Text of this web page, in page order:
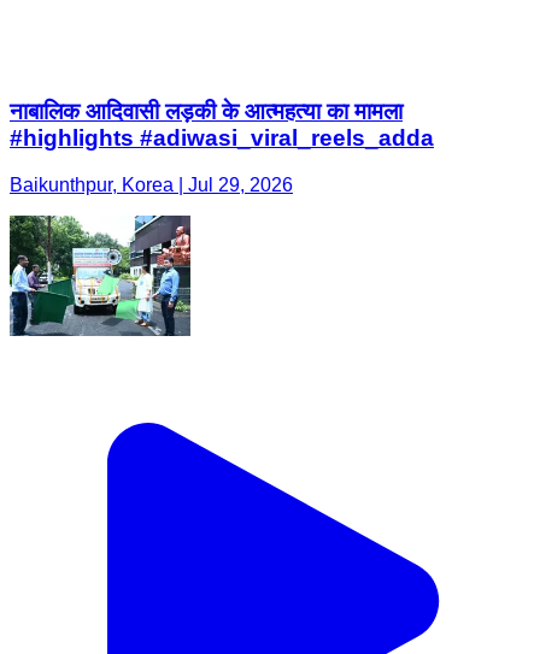
नाबालिक आदिवासी लड़की के आत्महत्या का मामला
#highlights #adiwasi_viral_reels_adda
Baikunthpur, Korea | Jul 29, 2026